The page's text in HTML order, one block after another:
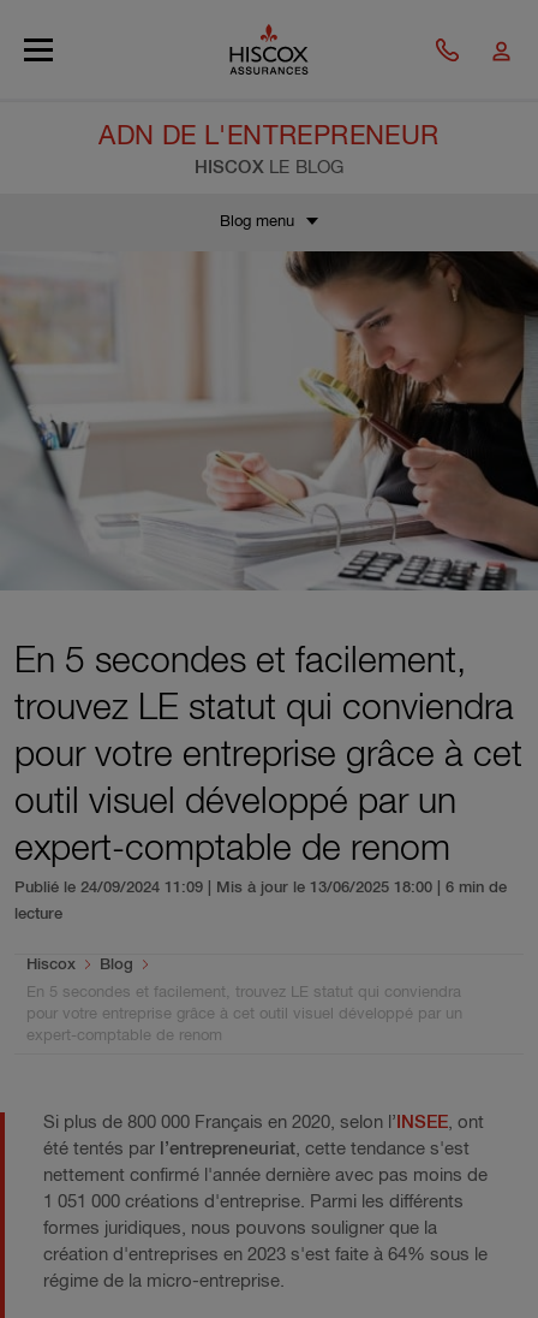
ADN DE L'ENTREPRENEUR
HISCOX LE BLOG
Blog menu
En 5 secondes et facilement,
trouvez LE statut qui conviendra
pour votre entreprise grâce à cet
outil visuel développé par un
expert-comptable de renom
Publié le 24/09/2024 11:09 | Mis à jour le 13/06/2025 18:00
| 6 min de
lecture
You are here:
Hiscox
Blog
En 5 secondes et facilement, trouvez LE statut qui conviendra
pour votre entreprise grâce à cet outil visuel développé par un
expert-comptable de renom
Si plus de 800 000 Français en 2020, selon l’ INSEE , ont
été tentés par l’entrepreneuriat , cette tendance s'est
nettement confirmé l'année dernière avec pas moins de
1 051 000 créations d'entreprise. Parmi les différents
formes juridiques, nous pouvons souligner que la
création d'entreprises en 2023 s'est faite à 64% sous le
régime de la micro-entreprise.